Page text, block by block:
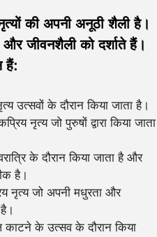
की अपनी अनूठी शैली है।
जीवनशैली को दर्शाते हैं।
हैं:
उत्सवों के दौरान किया जाता है।
नृत्य जो पुरुषों द्वारा किया जाता
के दौरान किया जाता है और
है।
नृत्य जो अपनी मधुरता और
के उत्सव के दौरान किया